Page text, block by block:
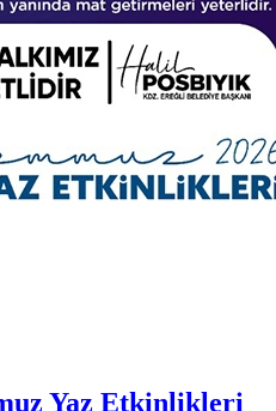
Yaz Etkinlikleri